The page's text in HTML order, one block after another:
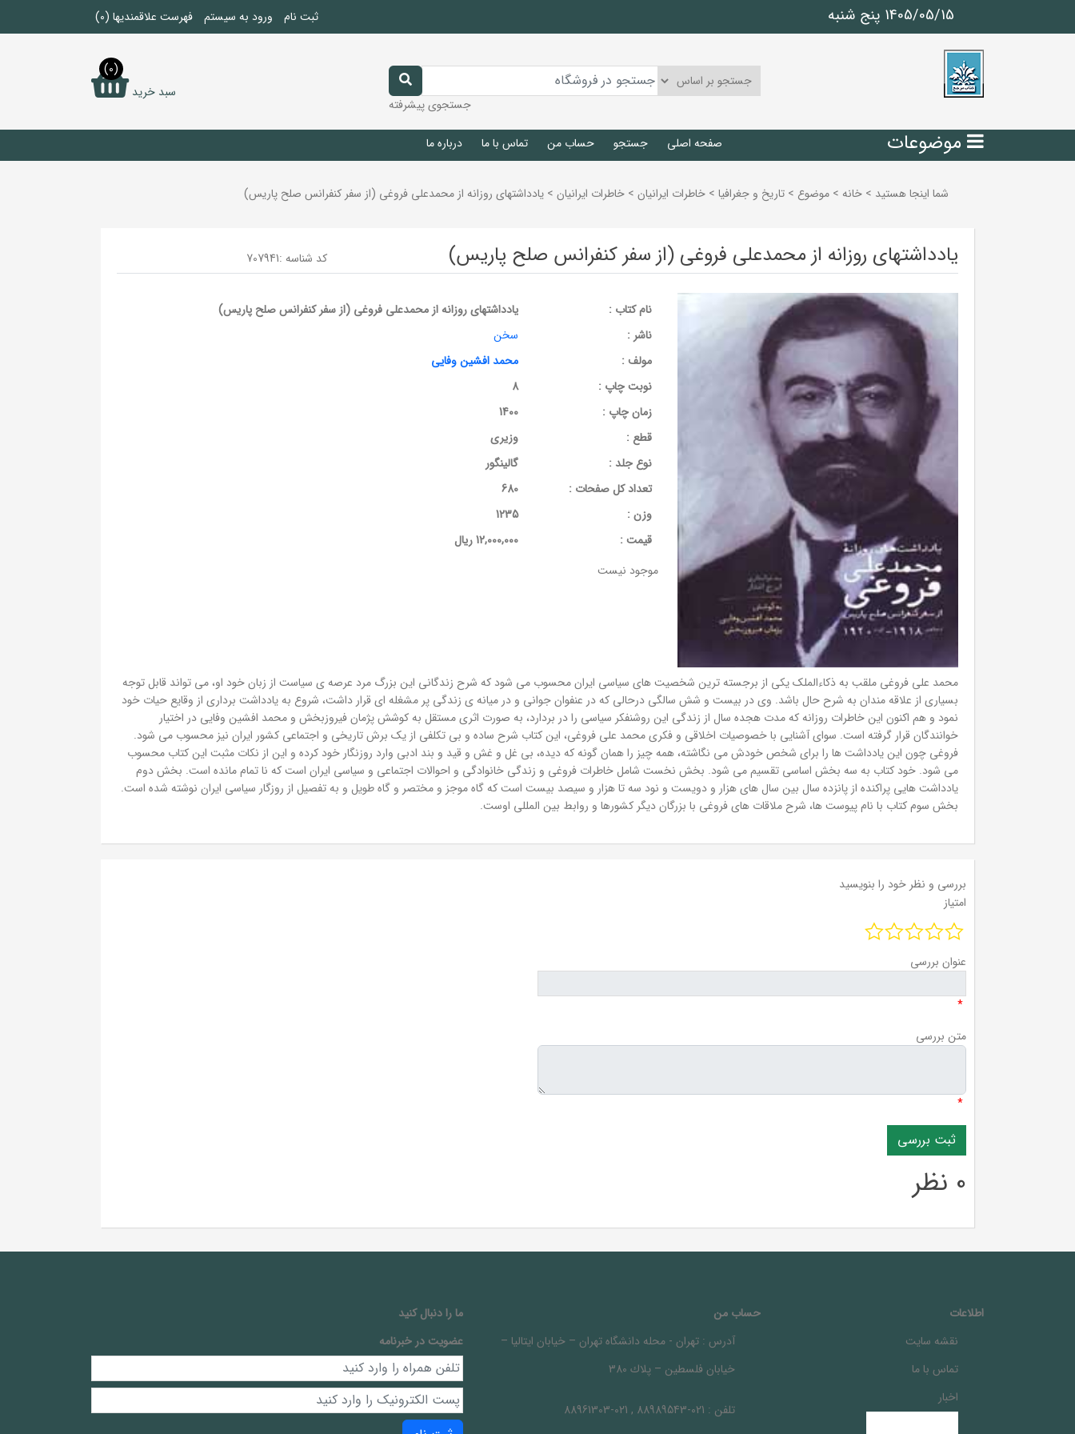
1405/05/15 پنج شنبه ثبت نام ورود به سیستم فهرست علاقمندیها (0)
جستجوی پیشرفته
سبد خرید
(0)
موضوعات صفحه اصلی جستجو حساب من تماس با ما درباره ما
شما اینجا هستید > خانه > موضوع > تاريخ و جغرافيا > خاطرات ايرانيان > خاطرات ايرانيان > یادداشتهای روزانه از محمدعلی فروغی (از سفر کنفرانس صلح پاریس)
یادداشتهای روزانه از محمدعلی فروغی (از سفر کنفرانس صلح پاریس) کد شناسه :707941
نام کتاب :
یادداشتهای روزانه از محمدعلی فروغی (از سفر کنفرانس صلح پاریس)
ناشر :
سخن
مولف :
محمد افشین وفایی
نوبت چاپ :
8
زمان چاپ :
1400
قطع :
وزیری
نوع جلد :
گالینگور
تعداد کل صفحات :
680
وزن :
1235
قيمت :
12,000,000 ریال
موجود نیست
محمد علی فروغی ملقب به ذکاءالملک یکی از برجسته ترین شخصیت های سیاسی ایران محسوب می شود که شرح زندگانی این بزرگ مرد عرصه ی سیاست از زبان خود او، می تواند قابل توجه
بسیاری از علاقه مندان به شرح حال باشد. وی در بیست و شش سالگی درحالی که در عنفوان جوانی و در میانه ی زندگی پر مشغله ای قرار داشت، شروع به یادداشت برداری از وقایع حیات خود
نمود و هم اکنون این خاطرات روزانه که مدت هجده سال از زندگی این روشنفکر سیاسی را در بردارد، به صورت اثری مستقل به کوشش پژمان فیروزبخش و محمد افشین وفایی در اختیار
خوانندگان قرار گرفته است. سوای آشنایی با خصوصیات اخلاقی و فکری محمد علی فروغی، این کتاب شرح ساده و بی تکلفی از یک برش تاریخی و اجتماعی کشور ایران نیز محسوب می شود.
فروغی چون این یادداشت ها را برای شخص خودش می نگاشته، همه چیز را همان گونه که دیده، بی غل و غش و قید و بند ادبی وارد روزنگار خود کرده و این از نکات مثبت این کتاب محسوب
می شود. خود کتاب به سه بخش اساسی تقسیم می شود. بخش نخست شامل خاطرات فروغی و زندگی خانوادگی و احوالات اجتماعی و سیاسی ایران است که نا تمام مانده است. بخش دوم
یادداشت هایی پراکنده از پانزده سال بین سال های هزار و دویست و نود سه تا هزار و سیصد بیست است که گاه موجز و مختصر و گاه طویل و به تفصیل از روزگار سیاسی ایران نوشته شده است.
بخش سوم کتاب با نام پیوست ها، شرح ملاقات های فروغی با بزرگان دیگر کشورها و روابط بین المللی اوست.
بررسی و نظر خود را بنویسید
امتیاز
عنوان بررسی
*
متن بررسی
*
0 نظر
اطلاعات
نقشه سایت
تماس با ما
اخبار
حساب من
آدرس : تهران - محله دانشگاه تهران – خيابان ايتاليا –
خيابان فلسطين – پلاك 380
تلفن : 021-88989543 , 021-88961303
ما را دنبال کنيد
عضویت در خبرنامه